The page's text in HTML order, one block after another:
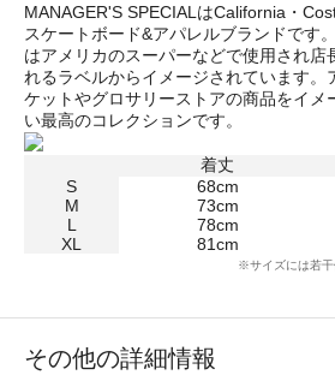
MANAGER'S SPECIALはCalifornia・
スケートボード&アパレルブランドです
はアメリカのスーパーなどで使用され店
れるラベルからイメージされています。
ケットやグロサリーストアの商品をイメ
い最高のコレクションです。
着丈
S
68cm
M
73cm
L
78cm
XL
81cm
※サイズには若干
その他の詳細情報